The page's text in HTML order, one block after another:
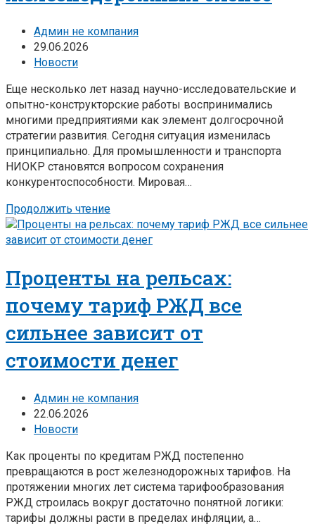
Админ не компания
29.06.2026
Новости
Еще несколько лет назад научно-исследовательские и
опытно-конструкторские работы воспринимались
многими предприятиями как элемент долгосрочной
стратегии развития. Сегодня ситуация изменилась
принципиально. Для промышленности и транспорта
НИОКР становятся вопросом сохранения
конкурентоспособности. Мировая…
Продолжить чтение
Проценты на рельсах:
почему тариф РЖД все
сильнее зависит от
стоимости денег
Админ не компания
22.06.2026
Новости
Как проценты по кредитам РЖД постепенно
превращаются в рост железнодорожных тарифов. На
протяжении многих лет система тарифообразования
РЖД строилась вокруг достаточно понятной логики:
тарифы должны расти в пределах инфляции, а…